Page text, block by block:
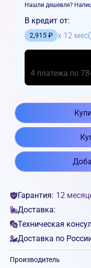
Нашли дешевле?
В кредит от:
2,915 ₽ x 12 мес
4 платежа по
Гарантия: 12
Доставка:
Техническая
Доставка по
Производитель